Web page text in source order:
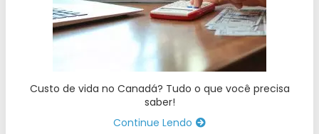
Custo de vida no Canadá? Tudo o que você precisa
saber!
Continue Lendo